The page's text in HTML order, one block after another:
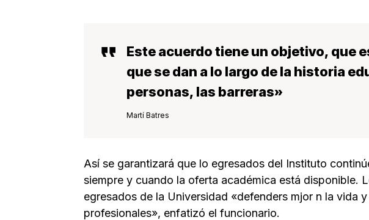
Este acuerdo tiene un objetivo, que
que se dan a lo largo de la historia
personas, las barreras»
Martí Batres
Así se garantizará que lo egresados del Instituto
siempre y cuando la oferta académica está disponible.
egresados de la Universidad «defenders mjor n la vida
profesionales», enfatizó el funcionario.